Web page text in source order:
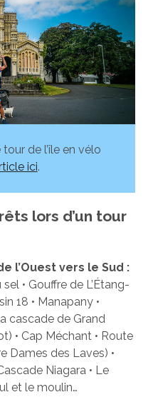
de l’île en vélo
ici.
lors d’un tour
l’Ouest vers le Sud :
• Gouffre de L’Étang-
18 • Manapany •
cascade de Grand
• Cap Méchant • Route
Dames des Laves) •
Niagara • Le
et le moulin…